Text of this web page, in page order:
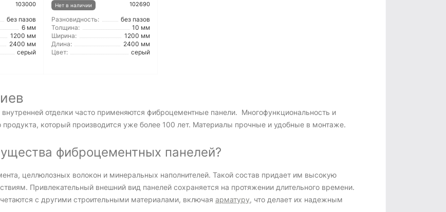
103000
без пазов
6 мм
1200 мм
2400 мм
серый
Нет в наличии
102690
Разновидность:
без пазов
Толщина:
10 мм
Ширина:
1200 мм
Длина:
2400 мм
Цвет:
серый
отделки часто применяются фиброцементные панели. Многофункциональность и
продукта, который производится уже более 100 лет. Материалы прочные и удобные в монтаже.
фиброцементных панелей?
целлюлозных волокон и минеральных наполнителей. Такой состав придает им высокую
Привлекательный внешний вид панелей сохраняется на протяжении длительного времени.
с другими строительными материалами, включая арматуру, что делает их надежным